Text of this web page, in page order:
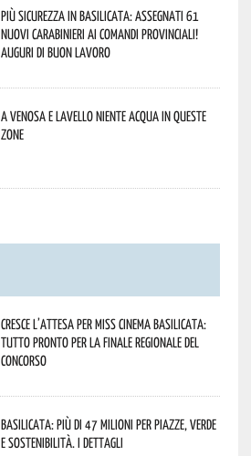
Più sicurezza in Basilicata: assegnati 61
nuovi Carabinieri ai Comandi provinciali!
Auguri di buon lavoro
A Venosa e Lavello niente acqua in queste
zone
Cresce l’attesa per Miss Cinema Basilicata:
tutto pronto per la finale regionale del
concorso
Basilicata: più di 47 milioni per piazze, verde
e sostenibilità. I dettagli